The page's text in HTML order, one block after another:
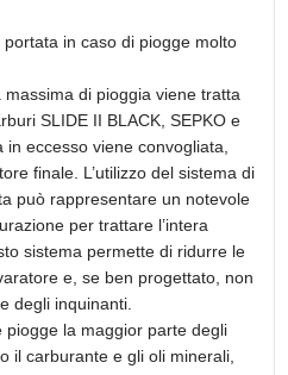
in caso di piogge molto
di pioggia viene tratta
SLIDE II BLACK, SEPKO e
in eccesso viene convogliata,
finale. L’utilizzo del sistema di
può rappresentare un notevole
per trattare l’intera
sistema permette di ridurre le
e, se ben progettato, non
degli inquinanti.
piogge la maggior parte degli
il carburante e gli oli minerali,